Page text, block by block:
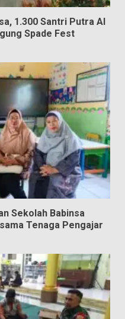
1.300 Santri Putra Al
Spade Fest
Sekolah Babinsa
Tenaga Pengajar